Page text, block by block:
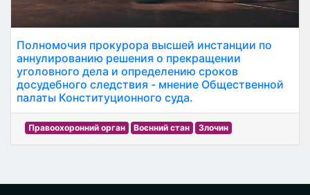
Полномочия прокурора высшей инстанции по
аннулированию решения о прекращении
уголовного дела и определению сроков
досудебного следствия - мнение Общественной
палаты Конституционного суда.
Правоохоронний орган Воєнний стан Злочин